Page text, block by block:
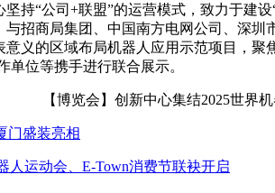
持“公司+联盟”的运营模式，致力于建
招商局集团、中国南方电网公司、深
义的区域布局机器人应用示范项目，
位等携手进行联合展示。
门盛装亮相
人运动会、E-Town消费节联袂开启